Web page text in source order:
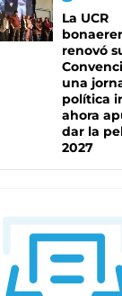
La UCR
renovó
una
política
ahora
dar la
2027